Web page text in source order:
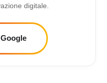
digitale.